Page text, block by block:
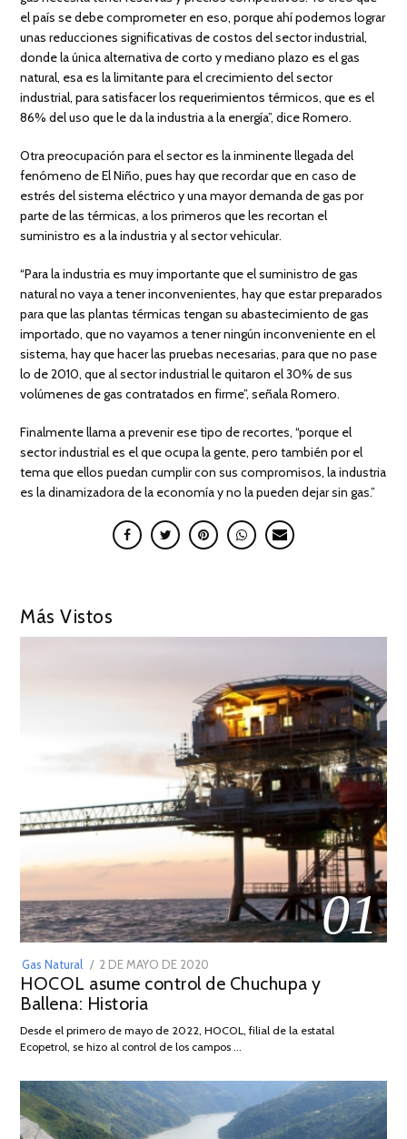
el país se debe comprometer en eso, porque ahí podemos lograr
unas reducciones significativas de costos del sector industrial,
donde la única alternativa de corto y mediano plazo es el gas
natural, esa es la limitante para el crecimiento del sector
industrial, para satisfacer los requerimientos térmicos, que es el
86% del uso que le da la industria a la energía”, dice Romero.
Otra preocupación para el sector es la inminente llegada del
fenómeno de El Niño, pues hay que recordar que en caso de
estrés del sistema eléctrico y una mayor demanda de gas por
parte de las térmicas, a los primeros que les recortan el
suministro es a la industria y al sector vehicular.
“Para la industria es muy importante que el suministro de gas
natural no vaya a tener inconvenientes, hay que estar preparados
para que las plantas térmicas tengan su abastecimiento de gas
importado, que no vayamos a tener ningún inconveniente en el
sistema, hay que hacer las pruebas necesarias, para que no pase
lo de 2010, que al sector industrial le quitaron el 30% de sus
volúmenes de gas contratados en firme”, señala Romero.
Finalmente llama a prevenir ese tipo de recortes, “porque el
sector industrial es el que ocupa la gente, pero también por el
tema que ellos puedan cumplir con sus compromisos, la industria
es la dinamizadora de la economía y no la pueden dejar sin gas.”
Más Vistos
01
Gas Natural
POSTED
ON
2 DE MAYO DE 2020
DE
2026
HOCOL asume control de Chuchupa y
Ballena: Historia
Desde el primero de mayo de 2022, HOCOL, filial de la estatal
Ecopetrol, se hizo al control de los campos …